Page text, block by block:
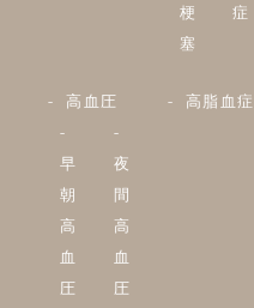
梗
塞
症
高血圧
早
朝
高
血
圧
夜
間
高
血
圧
高脂血症